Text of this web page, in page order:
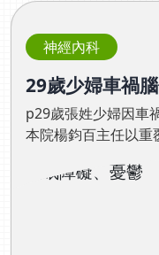
的損傷，造成當事人
王馨範醫師指出，腦
的。日前有一名因中
然恢復了日常生活的
由家人照顧。王馨範
無法再回到職場，整
對這些患者提供協助
指出，經歷腦傷的患
自殺的高危險群，因
神經內科
29歲少婦車禍
覆性經顱磁刺
p29歲張姓少婦因車
本院楊鈞百主任以重
去年9月，在下班途